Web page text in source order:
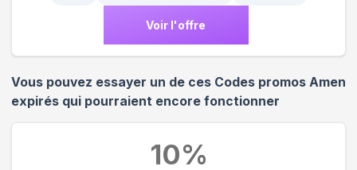
Voir l'offre
Vous pouvez essayer un de ces Codes promos Amen
expirés qui pourraient encore fonctionner
10%